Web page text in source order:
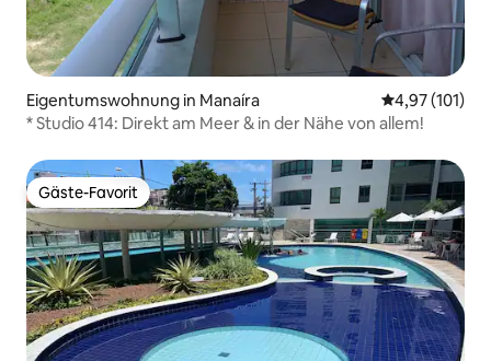
Eigentumswohnung in Manaíra
4,97 (101)
* Studio 414: Direkt am Meer & in der Nähe von allem!
Gäste-Favorit
Gäste-Favorit